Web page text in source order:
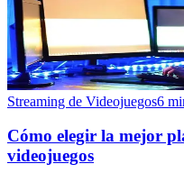
Streaming de Videojuegos6
Cómo elegir la mejor
videojuegos